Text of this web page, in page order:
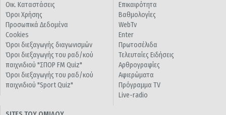
Οικ. Καταστάσεις
Όροι Χρήσης
Προσωπικά Δεδομένα
Cookies
Όροι διεξαγωγής διαγωνισμών
Όροι διεξαγωγής του ραδ/κού
παιχνιδιού "ΣΠΟΡ FM Quiz"
Όροι διεξαγωγής του ραδ/κού
παιχνιδιού "Sport Quiz"
Επικαιρότητα
Βαθμολογίες
WebTv
Enter
Πρωτοσέλιδα
Τελευταίες Ειδήσεις
Αρθρογραφίες
Αφιερώματα
Πρόγραμμα TV
Live-radio